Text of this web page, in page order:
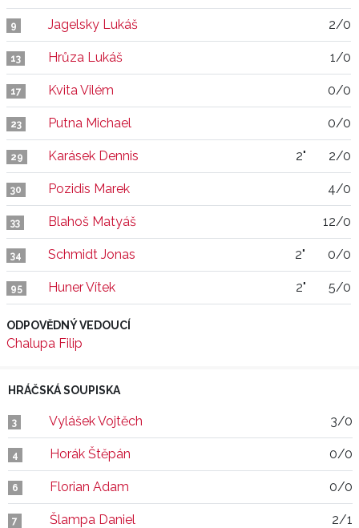
9 Jagelsky Lukáš 2/0
13 Hrůza Lukáš 1/0
17 Kvita Vilém 0/0
23 Putna Michael 0/0
29 Karásek Dennis 2" 2/0
30 Pozidis Marek 4/0
33 Blahoš Matyáš 12/0
34 Schmidt Jonas 2" 0/0
95 Huner Vítek 2" 5/0
ODPOVĚDNÝ VEDOUCÍ
Chalupa Filip
HRÁČSKÁ SOUPISKA
3 Vylášek Vojtěch 3/0
4 Horák Štěpán 0/0
6 Florian Adam 0/0
7 Šlampa Daniel 2/1